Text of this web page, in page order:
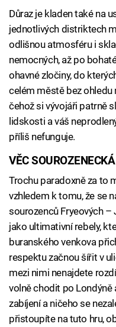
Důraz je kladen také na
jednotlivých distriktech
odlišnou atmosféru i
nemocných, až po
ohavné zločiny, do
celém městě bez ohledu
čehož si vývojáři patrně
lidskosti a váš
příliš nefunguje.
VĚC SOUROZENECKÁ
Trochu paradoxně za to
vzhledem k tomu, že se
sourozenců Fryeových –
jako ultimativní rebely,
buranského venkova
respektu začnou šířit v
mezi nimi nenajdete
volně chodit po Londýně
zabíjení a ničeho se
přistoupíte na tuto hru,